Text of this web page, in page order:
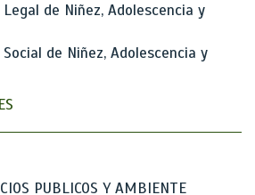
de Niñez, Adolescencia y
de Niñez, Adolescencia y
PUBLICOS Y AMBIENTE